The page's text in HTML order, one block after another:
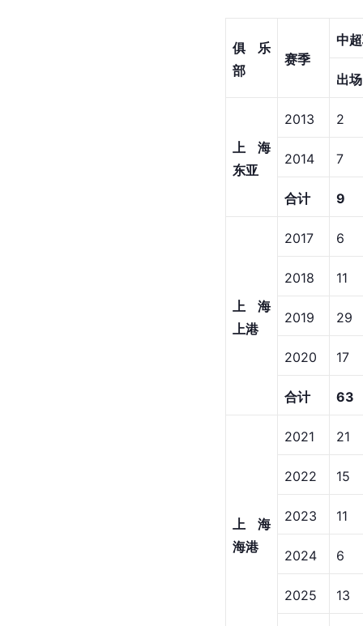
俱乐
部
赛季
中
出场
上海
东亚
2013 2
2014 7
合计 9
上海
上港
2017 6
2018 11
2019 29
2020 17
合计 63
上海
海港
2021 21
2022 15
2023 11
2024 6
2025 13